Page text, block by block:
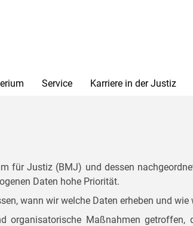
Service Karriere in der Justiz
für Justiz (BMJ) und dessen
Daten hohe Priorität.
wann wir welche Daten erheben und wie
organisatorische Maßnahmen